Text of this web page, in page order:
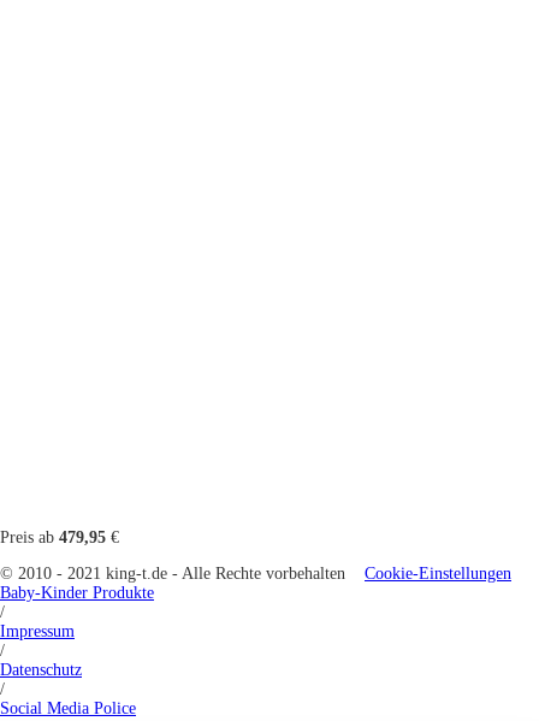
Preis ab 479,95 €
© 2010 - 2021 king-t.de - Alle Rechte vorbehalten Cookie-Einstellungen
Baby-Kinder Produkte
/
Impressum
/
Datenschutz
/
Social Media Police